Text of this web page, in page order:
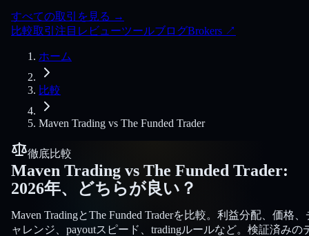
すべての取引を見る →
比較取引 注目 レビューツールブログBrokers ↗
ホーム
比較
Maven Trading vs The Funded Trader
徹底比較
Maven Trading vs The Funded Trader:
2026年、どちらが良い？
Maven TradingとThe Funded Traderを比較。利益分配、価格、
ャレンジ、payoutスピード、tradingルールなど。検証済みの